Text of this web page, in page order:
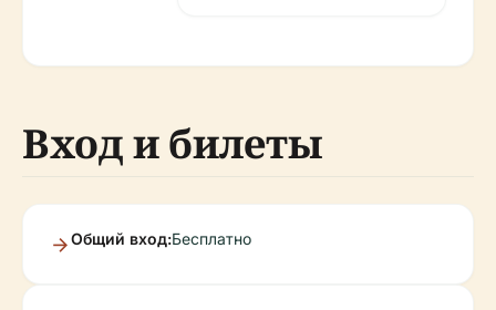
Вход и билеты
Общий вход:Бесплатно